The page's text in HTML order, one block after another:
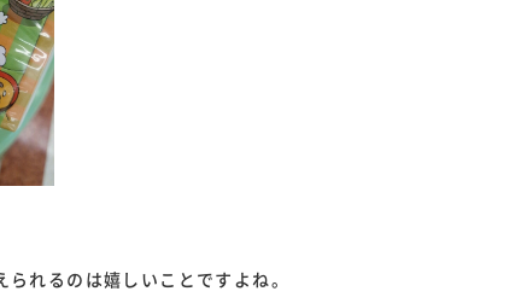
れるのは嬉しいことですよね。